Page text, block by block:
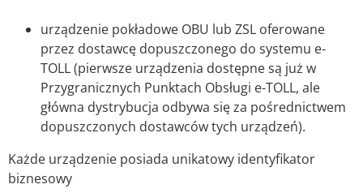
urządzenie pokładowe OBU lub ZSL oferowane
przez dostawcę dopuszczonego do systemu e-
TOLL (pierwsze urządzenia dostępne są już w
Przygranicznych Punktach Obsługi e-TOLL, ale
główna dystrybucja odbywa się za pośrednictwem
dopuszczonych dostawców tych urządzeń).
Każde urządzenie posiada unikatowy identyfikator
biznesowy